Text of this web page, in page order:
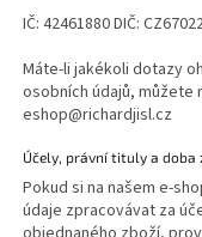
IČ: 42461880 DIČ:
Máte-li jakékoli dotazy
osobních údajů, můžete
eshop@richardjisl.cz
Účely, právní tituly a doba
Pokud si na našem e-
údaje zpracovávat za